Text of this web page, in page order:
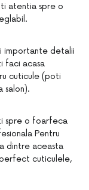
atentia spre o
importante detalii
faci acasa
cuticule (poti
salon).
spre o foarfeca
Pentru
dintre aceasta
cuticulele,